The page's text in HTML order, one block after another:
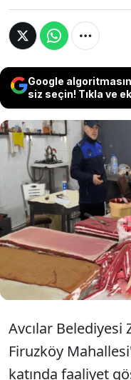
Google
siz seçin! Tıkla ve
Avcılar'da
4 ay önce
salonları için
Zabıta
yerinde
başlandığı ve
belirlendi.
Avcılar
Firuzköy
katında faaliyet